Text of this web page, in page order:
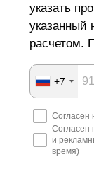
указать
указанный
расчетом.
+7
Согласен
Согласен
и
время)